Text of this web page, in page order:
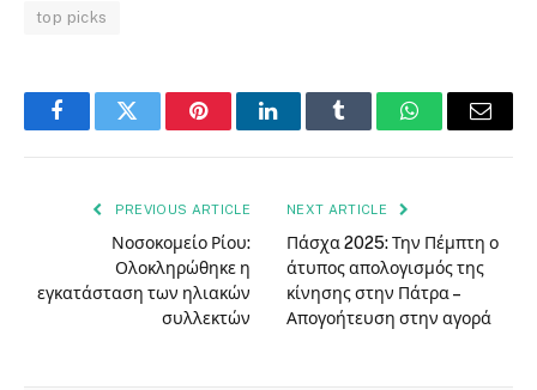
top picks
FacebookTwitter PinterestLinkedInTumblr WhatsAppEmail
PREVIOUS ARTICLE
Νοσοκομείο Ρίου:
Ολοκληρώθηκε η
εγκατάσταση των ηλιακών
συλλεκτών
NEXT ARTICLE
Πάσχα 2025: Την Πέμπτη ο
άτυπος απολογισμός της
κίνησης στην Πάτρα –
Απογοήτευση στην αγορά